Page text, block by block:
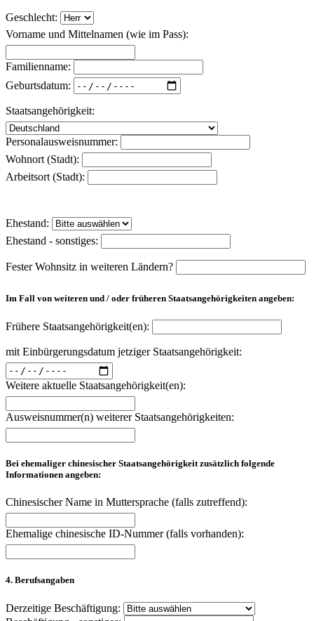
Geschlecht:
Vorname und Mittelnamen (wie im Pass):
Familienname:
Geburtsdatum:
Staatsangehörigkeit:
Personalausweisnummer:
Wohnort (Stadt):
Arbeitsort (Stadt):
Ehestand:
Ehestand - sonstiges:
Fester Wohnsitz in weiteren Ländern?
Im Fall von weiteren und / oder früheren Staatsangehörigkeiten angeben:
Frühere Staatsangehörigkeit(en):
mit Einbürgerungsdatum jetziger Staatsangehörigkeit:
Weitere aktuelle Staatsangehörigkeit(en):
Ausweisnummer(n) weiterer Staatsangehörigkeiten:
Bei ehemaliger chinesischer Staatsangehörigkeit zusätzlich folgende
Informationen angeben:
Chinesischer Name in Muttersprache (falls zutreffend):
Ehemalige chinesische ID-Nummer (falls vorhanden):
4. Berufsangaben
Derzeitige Beschäftigung: